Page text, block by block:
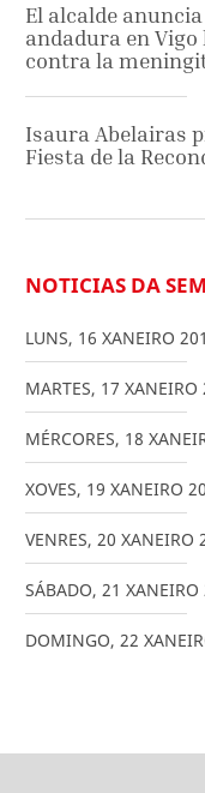
El alcalde
andadura en
contra la
Isaura Abelairas
Fiesta de la
NOTICIAS DA
LUNS, 16 XANEIRO
MARTES, 17 XANEIRO
MÉRCORES, 18
XOVES, 19 XANEIRO
VENRES, 20 XANEIRO
SÁBADO, 21 XANEIRO
DOMINGO, 22